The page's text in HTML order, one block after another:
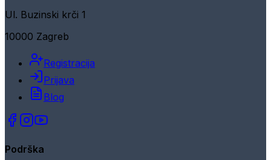
Ul. Buzinski krči 1
10000 Zagreb
Registracija
Prijava
Blog
Podrška